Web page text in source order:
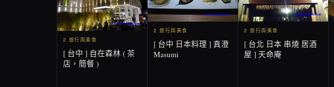
2 旅行與美食
[ 台中 ] 自在森林 ( 茶
店，簡餐 )
2 旅行與美食
[ 台中 日本料理 ] 真澄
Masumi
2 旅行與美食
[ 台北 日本 串燒 居酒
屋 ] 天命庵